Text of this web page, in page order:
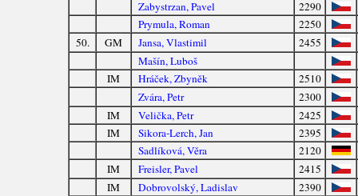
Zabystrzan, Pavel
2290
Prymula, Roman
2250
50.
GM Jansa, Vlastimil
2455
Mašín, Luboš
IM
Hráček, Zbyněk
2510
Zvára, Petr
2300
IM
Velička, Petr
2425
IM
Sikora-Lerch, Jan
2395
Sadlíková, Věra
2120
IM
Freisler, Pavel
2415
IM
Dobrovolský, Ladislav
2390